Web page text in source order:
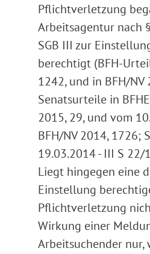
Pflichtverletzung
Arbeitsagentur nach
SGB III zur
berechtigt (BFH-
1242, und in BFH/NV
Senatsurteile in
2015, 29, und vom
BFH/NV 2014, 1726;
19.03.2014 - III S 22/
Liegt hingegen eine
Einstellung
Pflichtverletzung
Wirkung einer
Arbeitsuchender nur,